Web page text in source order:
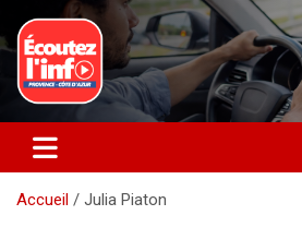
au
contenu
Ecoutez l’info
La radio du quotidien
Accueil Julia Piaton